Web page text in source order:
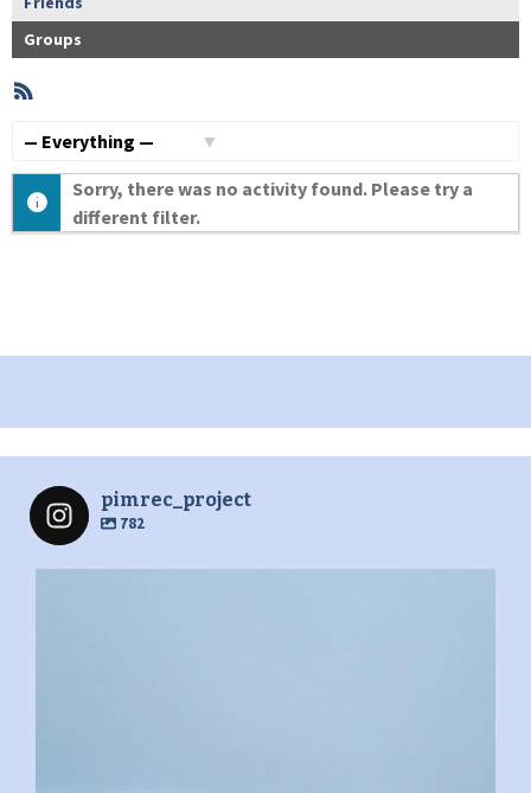
Groups
Member
Activities
Sorry, there was no activity found. Please try a
different filter.
pimrec_project
782